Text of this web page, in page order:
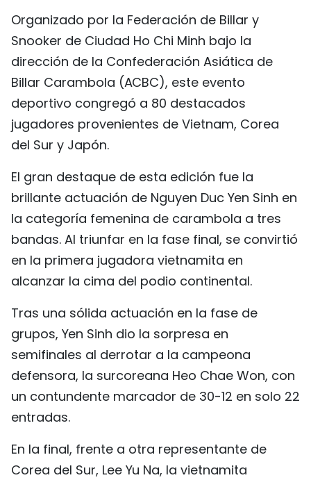
中文
FRANÇAIS
РУССКИЙ
Organizado por la Federación de Billar y
Snooker de Ciudad Ho Chi Minh bajo la
dirección de la Confederación Asiática de
Billar Carambola (ACBC), este evento
deportivo congregó a 80 destacados
jugadores provenientes de Vietnam, Corea
del Sur y Japón.
El gran destaque de esta edición fue la
brillante actuación de Nguyen Duc Yen Sinh en
la categoría femenina de carambola a tres
bandas. Al triunfar en la fase final, se convirtió
en la primera jugadora vietnamita en
alcanzar la cima del podio continental.
Tras una sólida actuación en la fase de
grupos, Yen Sinh dio la sorpresa en
semifinales al derrotar a la campeona
defensora, la surcoreana Heo Chae Won, con
un contundente marcador de 30-12 en solo 22
entradas.
En la final, frente a otra representante de
Corea del Sur, Lee Yu Na, la vietnamita